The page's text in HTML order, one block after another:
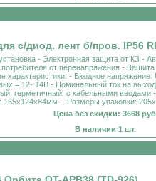
с/диод. лент б/пров. IP56
- Электронная защита от КЗ -
от перенапряжения -
характеристики: - Входное
12- 14B - Номинальный ток на
герметичный, с кабельными вводами
- Размеры упаковки:
Цена без скидки: 3668
В наличии 1 шт.